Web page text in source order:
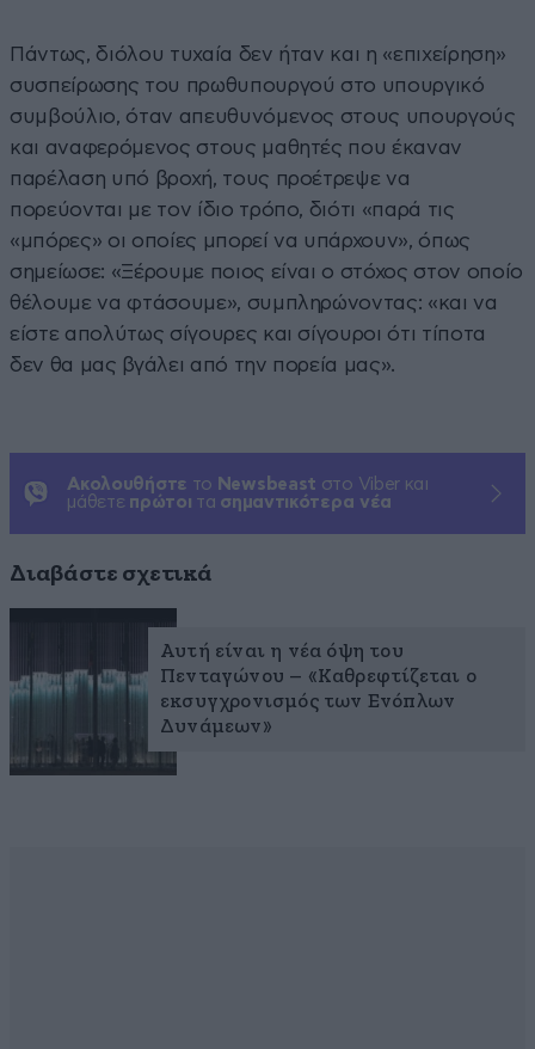
Πάντως, διόλου τυχαία δεν ήταν και η «επιχείρηση»
συσπείρωσης του πρωθυπουργού στο υπουργικό
συμβούλιο, όταν απευθυνόμενος στους υπουργούς
και αναφερόμενος στους μαθητές που έκαναν
παρέλαση υπό βροχή, τους προέτρεψε να
πορεύονται με τον ίδιο τρόπο, διότι «παρά τις
«μπόρες» οι οποίες μπορεί να υπάρχουν», όπως
σημείωσε: «Ξέρουμε ποιος είναι ο στόχος στον οποίο
θέλουμε να φτάσουμε», συμπληρώνοντας: «και να
είστε απολύτως σίγουρες και σίγουροι ότι τίποτα
δεν θα μας βγάλει από την πορεία μας».
Ακολουθήστε το Newsbeast στο Viber και
μάθετε πρώτοι τα σημαντικότερα νέα
Διαβάστε σχετικά
Αυτή είναι η νέα όψη του
Πενταγώνου – «Καθρεφτίζεται ο
εκσυγχρονισμός των Ενόπλων
Δυνάμεων»